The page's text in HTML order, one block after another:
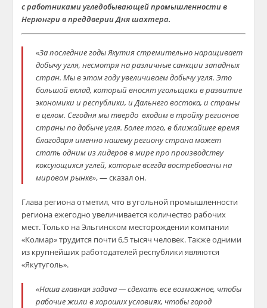
с работниками угледобывающей промышленности в
Нерюнгри в преддверии Дня шахтера.
«За последние годы Якутия стремительно наращивает
добычу угля, несмотря на различные санкции западных
стран. Мы в этом году увеличиваем добычу угля. Это
большой вклад, который вносят угольщики в развитие
экономики и республики, и Дальнего востока, и страны
в целом. Сегодня мы твердо входим в тройку регионов
страны по добыче угля. Более того, в ближайшее время
благодаря именно нашему региону страна может
стать одним из лидеров в мире про производству
коксующихся углей, которые всегда востребованы на
мировом рынке», — сказал он.
Глава региона отметил, что в угольной промышленности
региона ежегодно увеличивается количество рабочих
мест. Только на Эльгинском месторождении компании
«Колмар» трудится почти 6,5 тысяч человек. Также одними
из крупнейших работодателей республики являются
«Якутуголь».
«Наша главная задача — сделать все возможное, чтобы
рабочие жили в хороших условиях, чтобы город